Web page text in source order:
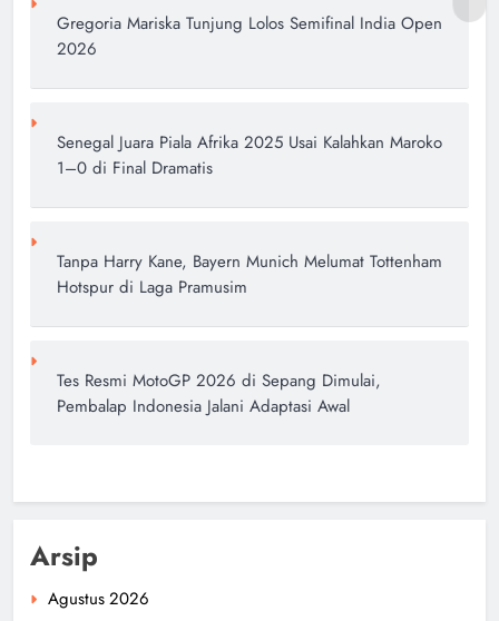
Gregoria Mariska Tunjung Lolos Semifinal India Open
2026
Senegal Juara Piala Afrika 2025 Usai Kalahkan Maroko
1–0 di Final Dramatis
Tanpa Harry Kane, Bayern Munich Melumat Tottenham
Hotspur di Laga Pramusim
Tes Resmi MotoGP 2026 di Sepang Dimulai,
Pembalap Indonesia Jalani Adaptasi Awal
Arsip
Agustus 2026